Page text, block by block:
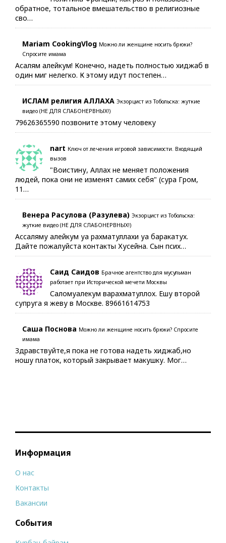
обратное, тотальное вмешательство в религиозные
сво…
Mariam CookingVlog Можно ли женщине носить брюки?
Спросите имама
Асалям алейкум! Конечно, надеть полностью хиджаб в
один миг нелегко. К этому идут постепен…
ИСЛАМ религия АЛЛАХА Экзорцист из Тобольска: жуткие
видео (НЕ ДЛЯ СЛАБОНЕРВНЫХ!)
79626365590 позвоните этому человеку
nart Ключ от лечения игровой зависимости. Входящий
вызов
"Воистину, Аллах не меняет положения
людей, пока они не изменят самих себя" (сура Гром,
11…
Венера Расулова (Разулева) Экзорцист из Тобольска:
жуткие видео (НЕ ДЛЯ СЛАБОНЕРВНЫХ!)
Ассаляму алейкум уа рахматуллахи уа баракатух.
Дайте пожалуйста контакты Хусейна. Сын псих…
Саид Саидов Брачное агентство для мусульман
работает при Исторической мечети Москвы
Саломуалекум варахматуллох. Ешу второй
супруга я жеву в Москве. 89661614753
Саша Поснова Можно ли женщине носить брюки? Спросите
имама
Здравствуйте,я пока не готова надеть хиджаб,но
ношу платок, который закрывает макушку. Мог…
Информация
О нас
Контакты
Вакансии
События